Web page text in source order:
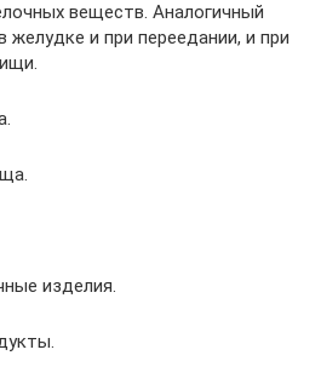
веществ. Аналогичный
и при переедании, и при
изделия.